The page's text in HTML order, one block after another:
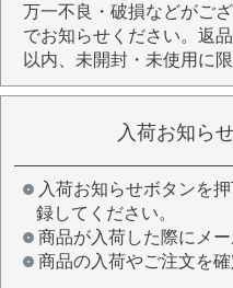
万一不良・破損などがご
でお知らせください。返
以内、未開封・未使用に
入荷お知ら
入荷お知らせボタンを
録してください。
商品が入荷した際にメ
商品の入荷やご注文を